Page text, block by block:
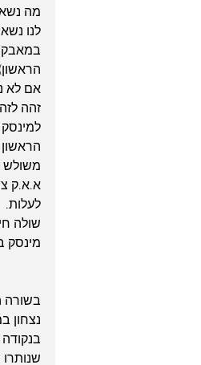
מה
זהה
משולש
לעלות.
שולה
מינסק ביותר מ-7 הפרש ואותנו
בשורה